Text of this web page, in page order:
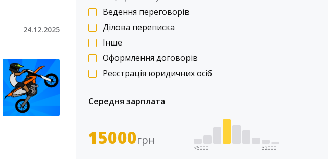
Ведення переговорів
Ділова переписка
Інше
Оформлення договорів
Реєстрація юридичних осіб
Середня зарплата
15000грн
<6000 32000+
24.12.2025